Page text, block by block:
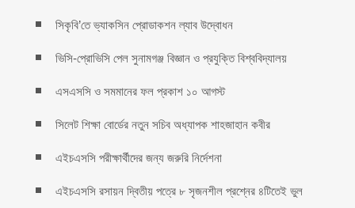
সিকৃবি’তে ভ্যাকসিন প্রোডাকশন ল্যাব উদ্বোধন
ভিসি-প্রোভিসি পেল সুনামগঞ্জ বিজ্ঞান ও প্রযুক্তি বিশ্ববিদ্যালয়
এসএসসি ও সমমানের ফল প্রকাশ ১০ আগস্ট
সিলেট শিক্ষা বোর্ডের নতুন সচিব অধ্যাপক শাহজাহান কবীর
এইচএসসি পরীক্ষার্থীদের জন্য জরুরি নির্দেশনা
এইচএসসি রসায়ন দ্বিতীয় পত্রে ৮ সৃজনশীল প্রশ্নের ৪টিতেই ভুল